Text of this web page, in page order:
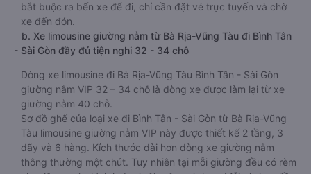
bắt buộc ra bến xe để đi, chỉ cần đặt vé trực tuyến và chờ
xe đến đón.
b. Xe limousine giường nằm từ Bà Rịa-Vũng Tàu đi Bình Tân
- Sài Gòn đầy đủ tiện nghi 32 - 34 chỗ
Dòng xe limousine đi Bà Rịa-Vũng Tàu Bình Tân - Sài Gòn
giường nằm VIP 32 – 34 chỗ là dòng xe được làm lại từ xe
giường nằm 40 chỗ.
Sơ đồ ghế của loại xe đi Bình Tân - Sài Gòn từ Bà Rịa-Vũng
Tàu limousine giường nằm VIP này được thiết kế 2 tầng, 3
dãy và 6 hàng. Kích thước dài hơn dòng xe giường nằm
thông thường một chút. Tuy nhiên tại mỗi giường đều có rèm